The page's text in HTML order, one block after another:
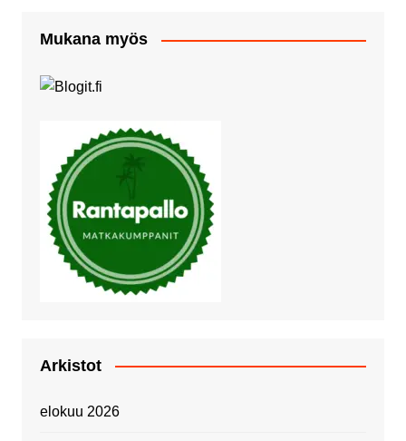
Mukana myös
Arkistot
elokuu 2026